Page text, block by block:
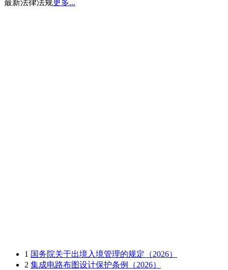
最新法律法规更多...
1 国务院关于出境入境管理的规定（2026）
2 集成电路布图设计保护条例（2026）